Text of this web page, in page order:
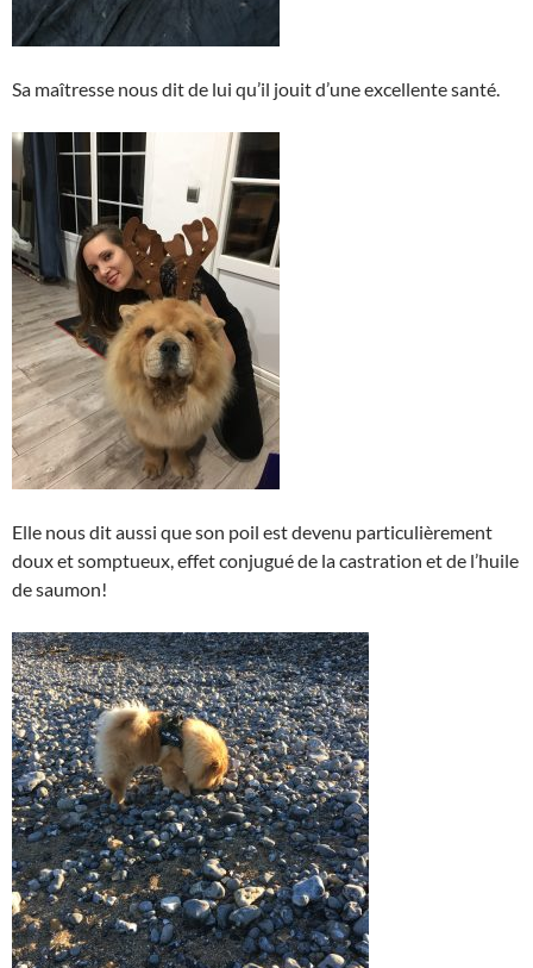
Sa maîtresse nous dit de lui qu’il jouit d’une excellente santé.
Elle nous dit aussi que son poil est devenu particulièrement
doux et somptueux, effet conjugué de la castration et de l’huile
de saumon!